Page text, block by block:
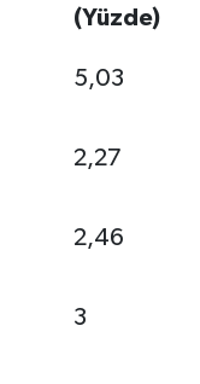
(Yüzde)
5,03
2,27
2,46
3